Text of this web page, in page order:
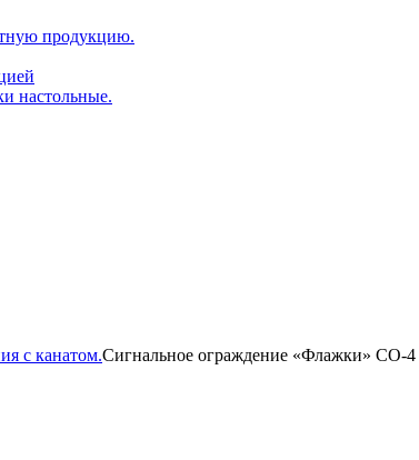
продукцию.
настольные.
с канатом.Сигнальное ограждение «Флажки» СО-4